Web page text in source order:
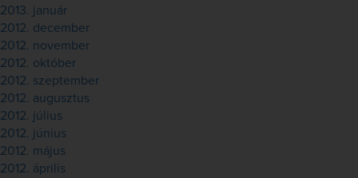
2013. január
2012. december
2012. november
2012. október
2012. szeptember
2012. augusztus
2012. július
2012. június
2012. május
2012. április